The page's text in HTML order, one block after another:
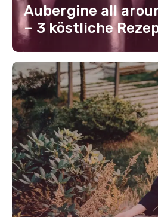
Aubergine all
– 3 köstliche